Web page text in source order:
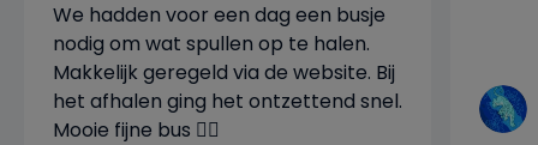
We hadden voor een dag een busje
nodig om wat spullen op te halen.
Makkelijk geregeld via de website. Bij
het afhalen ging het ontzettend snel.
Mooie fijne bus 👍🏼